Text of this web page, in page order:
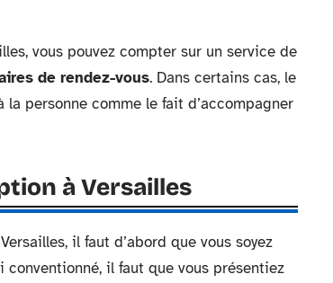
vous pouvez compter sur un service de
de rendez-vous. Dans certains cas, le
personne comme le fait d’accompagner
à Versailles
il faut d’abord que vous soyez
il faut que vous présentiez